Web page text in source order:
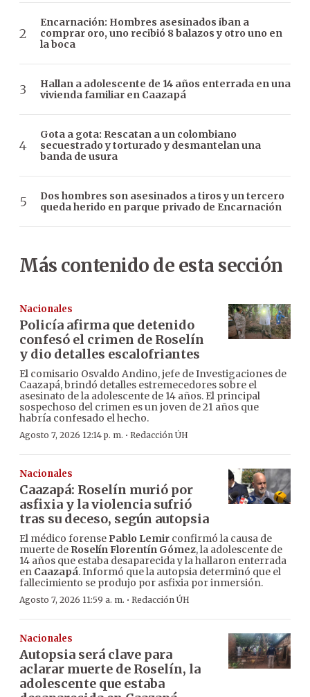
Encarnación: Hombres asesinados iban a
comprar oro, uno recibió 8 balazos y otro uno en
la boca
Hallan a adolescente de 14 años enterrada en una
vivienda familiar en Caazapá
Gota a gota: Rescatan a un colombiano
secuestrado y torturado y desmantelan una
banda de usura
Dos hombres son asesinados a tiros y un tercero
queda herido en parque privado de Encarnación
Más contenido de esta sección
Nacionales
Policía afirma que detenido
confesó el crimen de Roselín
y dio detalles escalofriantes
El comisario Osvaldo Andino, jefe de Investigaciones de
Caazapá, brindó detalles estremecedores sobre el
asesinato de la adolescente de 14 años. El principal
sospechoso del crimen es un joven de 21 años que
habría confesado el hecho.
Agosto 7, 2026 12:14 p. m. · Redacción ÚH
Nacionales
Caazapá: Roselín murió por
asfixia y la violencia sufrió
tras su deceso, según autopsia
El médico forense Pablo Lemir confirmó la causa de
muerte de Roselín Florentín Gómez, la adolescente de
14 años que estaba desaparecida y la hallaron enterrada
en Caazapá. Informó que la autopsia determinó que el
fallecimiento se produjo por asfixia por inmersión.
Agosto 7, 2026 11:59 a. m. · Redacción ÚH
Nacionales
Autopsia será clave para
aclarar muerte de Roselín, la
adolescente que estaba